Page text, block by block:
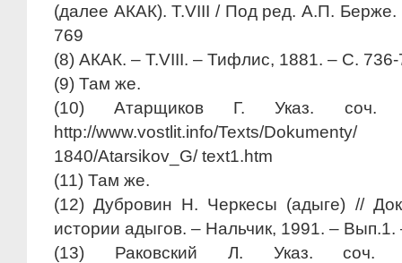
(далее АКАК). Т.VIII / Под ред. А.П.
769
(8) АКАК. – Т.VIII. – Тифлис, 1881. – С.
(9) Там же.
(10) Атарщиков Г. Указ. соч.
http://www.vostlit.info/Texts/
1840/Atarsikov_G/ text1.htm
(11) Там же.
(12) Дубровин Н. Черкесы (адыге) //
истории адыгов. – Нальчик, 1991. –
(13) Раковский Л. Указ. соч.